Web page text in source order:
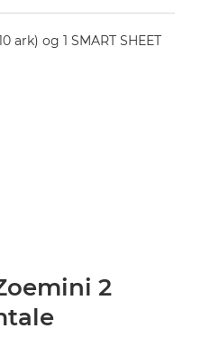
ark) og 1 SMART SHEET
2